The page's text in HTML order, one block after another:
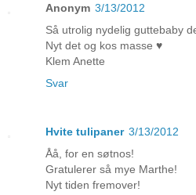
Anonym 3/13/2012
Så utrolig nydelig guttebaby
Nyt det og kos masse ♥
Klem Anette
Svar
Hvite tulipaner 3/13/2012
Åå, for en søtnos!
Gratulerer så mye Marthe!
Nyt tiden fremover!